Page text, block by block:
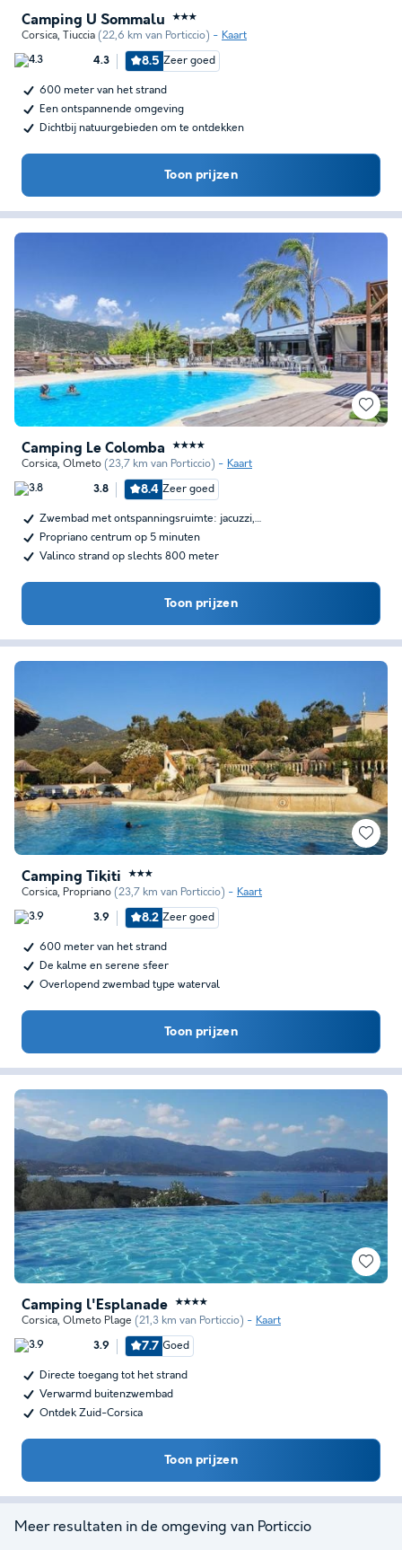
Camping U Sommalu ★★★
Corsica, Tiuccia (22,6 km van Porticcio) Kaart
4.3 8.5 Zeer goed
600 meter van het strand
Een ontspannende omgeving
Dichtbij natuurgebieden om te ontdekken
Toon prijzen
Camping Le Colomba ★★★★
Corsica, Olmeto (23,7 km van Porticcio) Kaart
3.8 8.4 Zeer goed
Zwembad met ontspanningsruimte: jacuzzi,…
Propriano centrum op 5 minuten
Valinco strand op slechts 800 meter
Toon prijzen
Camping Tikiti ★★★
Corsica, Propriano (23,7 km van Porticcio) Kaart
3.9 8.2 Zeer goed
600 meter van het strand
De kalme en serene sfeer
Overlopend zwembad type waterval
Toon prijzen
Camping l'Esplanade ★★★★
Corsica, Olmeto Plage (21,3 km van Porticcio) Kaart
3.9 7.7 Goed
Directe toegang tot het strand
Verwarmd buitenzwembad
Ontdek Zuid-Corsica
Toon prijzen
Meer resultaten in de omgeving van Porticcio